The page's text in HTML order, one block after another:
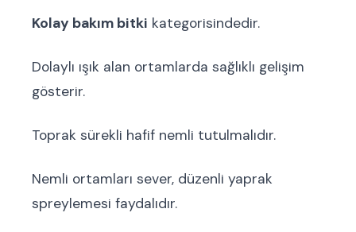
Kolay bakım bitki kategorisindedir.
Dolaylı ışık alan ortamlarda sağlıklı gelişim
gösterir.
Toprak sürekli hafif nemli tutulmalıdır.
Nemli ortamları sever, düzenli yaprak
spreylemesi faydalıdır.